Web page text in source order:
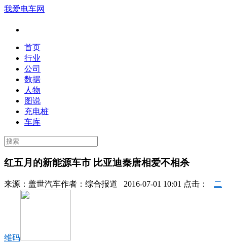
我爱电车网
首页
行业
公司
数据
人物
图说
充电桩
车库
红五月的新能源车市 比亚迪秦唐相爱不相杀
来源： 盖世汽车作者： 综合报道 2016-07-01 10:01 点击： 二
维码